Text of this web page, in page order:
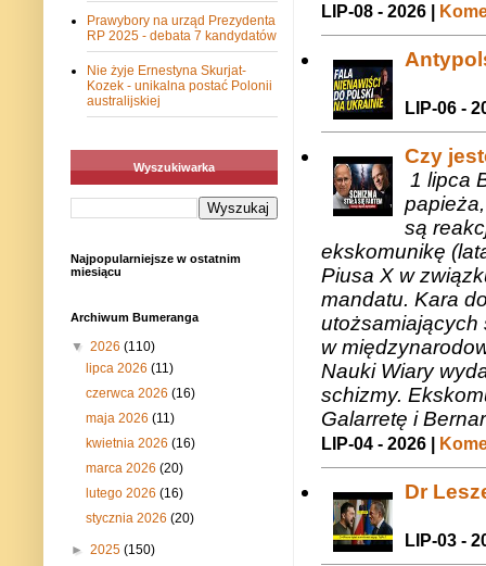
LIP-08 - 2026 |
LIP-06 -
Czy
1 lipca
są
ekskomunikę
Piusa X w
mandatu. Kara
utożsamiających
w
Nauki Wiary
schizmy.
Galarretę i
LIP-04 - 2026 |
Dr
LIP-03 -
Prawybory na urząd Prezydenta
RP 2025 - debata 7 kandydatów
Nie żyje Ernestyna Skurjat-
Kozek - unikalna postać Polonii
australijskiej
Wyszukiwarka
Najpopularniejsze w ostatnim
miesiącu
Archiwum Bumeranga
▼ 2026 (110)
lipca 2026(11)
czerwca 2026(16)
maja 2026(11)
kwietnia 2026(16)
marca 2026(20)
lutego 2026(16)
stycznia 2026(20)
► 2025 (150)